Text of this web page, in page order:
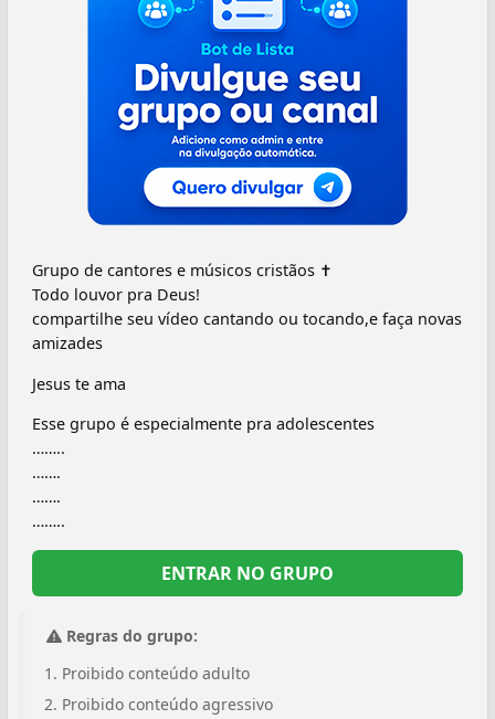
Grupo de cantores e músicos cristãos ✝️
Todo louvor pra Deus!
compartilhe seu vídeo cantando ou tocando,e faça novas
amizades
Jesus te ama
Esse grupo é especialmente pra adolescentes
……..
…….
…….
……..
ENTRAR NO GRUPO
Regras do grupo:
Proibido conteúdo adulto
Proibido conteúdo agressivo